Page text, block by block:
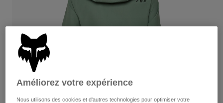
Pantalons
Shorts
Pantalons
Gants
Vestes
Protections
Voir tout
Femme
Masques
Chaussettes
Voir tout
Moto
Améliorez votre expérience
Nous utilisons des cookies et d'autres technologies pour optimiser votre